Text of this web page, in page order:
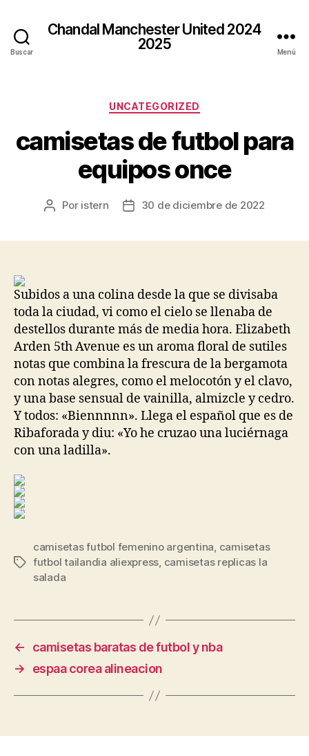
Buscar
Chandal Manchester United 2024
2025
Menú
Categorías
UNCATEGORIZED
camisetas de futbol para
equipos once
Autor
Por istern
Fecha30 de diciembre de 2022
Subidos a una colina desde la que se divisaba
toda la ciudad, vi como el cielo se llenaba de
destellos durante más de media hora. Elizabeth
Arden 5th Avenue es un aroma floral de sutiles
notas que combina la frescura de la bergamota
con notas alegres, como el melocotón y el clavo,
y una base sensual de vainilla, almizcle y cedro.
Y todos: «Biennnnn». Llega el español que es de
Ribaforada y diu: «Yo he cruzao una luciérnaga
con una ladilla».
Etiquetas
camisetas futbol femenino argentina, camisetas
futbol tailandia aliexpress, camisetas replicas la
salada
←
camisetas baratas de futbol y nba
→
espaa corea alineacion